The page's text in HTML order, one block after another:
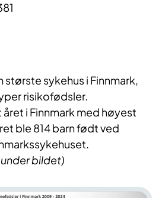
største sykehus i Finnmark,
risikofødsler.
i Finnmark med høyest
ble 814 barn født ved
bildet)